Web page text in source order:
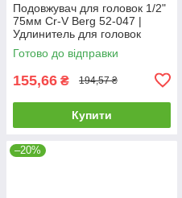
Подовжувач для головок 1/2"
75мм Cr-V Berg 52-047 |
Удлинитель для головок
воротков трещеток
Готово до відправки
155,66 ₴ 194,57 ₴
Купити
–20%